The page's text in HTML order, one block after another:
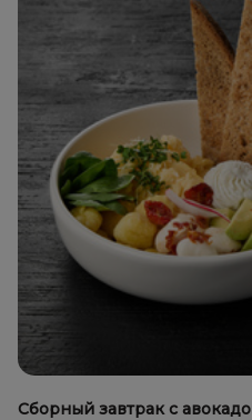
Сборный завтрак с авокадо